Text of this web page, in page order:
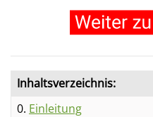
Inhaltsverzeichnis:
0. Einleitung